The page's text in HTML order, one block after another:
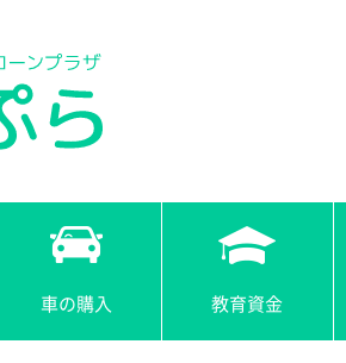
車の購入 教育資金